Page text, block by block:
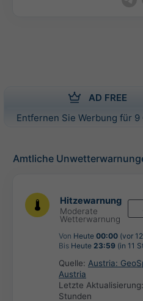
AD FREE
Entfernen Sie Werbung für
Amtliche
Hitzewarnung
Moderate
Wetterwarnung
Von Heute 00:00 (vor
Bis Heute 23:59 (in 11
Quelle: Austria:
Austria
Letzte
Stunden